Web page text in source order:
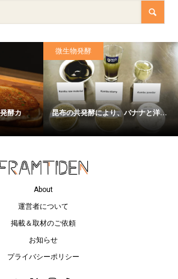
酵カ
微生物発酵
昆布の共発酵により、バナナと洋...
About
運営者について
掲載＆取材のご依頼
お知らせ
プライバシーポリシー